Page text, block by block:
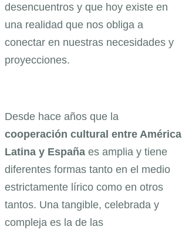
desencuentros y que hoy existe en
una realidad que nos obliga a
conectar en nuestras necesidades y
proyecciones.
Desde hace años que la
cooperación cultural entre América
Latina y España es amplia y tiene
diferentes formas tanto en el medio
estrictamente lírico como en otros
tantos. Una tangible, celebrada y
compleja es la de las